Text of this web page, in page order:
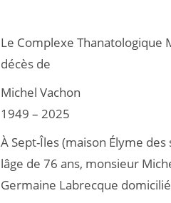
Le Complexe Thanatologique
décès de
Michel Vachon
1949 – 2025
À Sept-Îles (maison Élyme
lâge de 76 ans, monsieur
Germaine Labrecque